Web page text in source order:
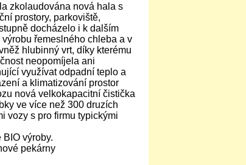
zkolaudována nová hala s
prostory, parkoviště,
docházelo i k dalším
řemeslného chleba a v
hlubinný vrt, díky kterému
neopomíjela ani
využívat odpadní teplo a
a klimatizování prostor
nová velkokapacitní čistička
ve více než 300 druzích
vozy s pro firmu typickými
výroby.
pekárny